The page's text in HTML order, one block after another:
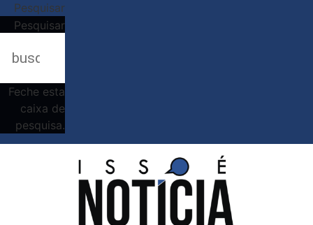
Pesquisar
Pesquisar
Feche esta
caixa de
pesquisa.